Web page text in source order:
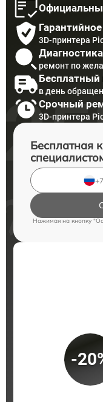
3D-принтера
ремонт по
Бесплатный
в день
Срочный
3D-принтера
Бесплатная
Нажимая на кнопку
-